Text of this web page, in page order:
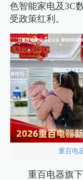
色智能家电及3C
受政策红利。
重百电
重百电器旗